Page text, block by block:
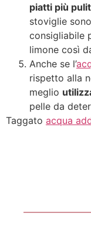
piatti più
stoviglie
consigliabile
limone così
Anche se l’
rispetto alla
meglio
pelle da
Taggato acqua